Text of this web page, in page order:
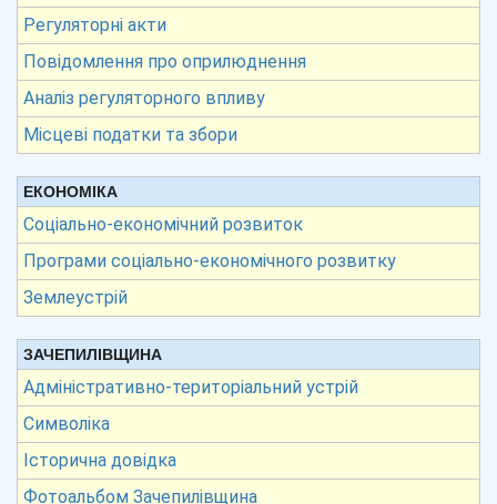
Регуляторні акти
Повідомлення про оприлюднення
Аналіз регуляторного впливу
Місцеві податки та збори
ЕКОНОМІКА
Соціально-економічний розвиток
Програми соціально-економічного розвитку
Землеустрій
ЗАЧЕПИЛІВЩИНА
Адміністративно-територіальний устрій
Символіка
Історична довідка
Фотоальбом Зачепилівщина